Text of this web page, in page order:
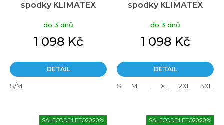
spodky KLIMATEX
do 3 dnů
1 098 Kč
DETAIL
S/M
spodky KLIMATEX
do 3 dnů
1 098 Kč
DETAIL
S M L XL 2XL 3XL
SALECODE:LETO20:20:% SALECODE:LETO20:20:%